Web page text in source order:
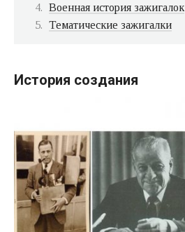
Военная история зажигалок
Тематические зажигалки
История создания